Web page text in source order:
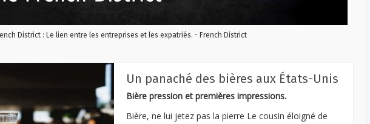
District : Le lien entre les entreprises et les expatriés. - French District
Un panaché des bières aux États-Unis
Bière pression et premières impressions.
Bière, ne lui jetez pas la pierre Le cousin éloigné de